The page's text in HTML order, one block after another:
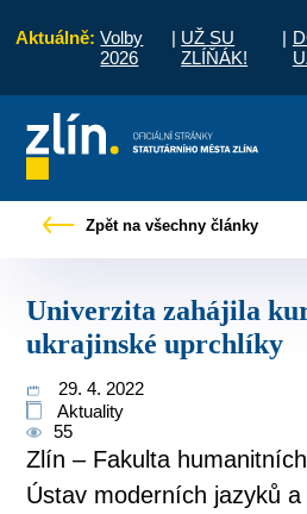
Aktuálně: Volby
2026
| UŽ SU
ZLÍŇÁK!
|
vyřídit Potřebuji
Zpět na všechny články
Univerzita zahájila kurzy češtiny pro
ukrajinské uprchlíky
29. 4. 2022
Aktuality
55
Zlín – Fakulta
Ústav moderních jazyků